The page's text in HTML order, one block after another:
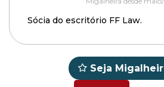
Sócia do escritório FF Law.
Seja